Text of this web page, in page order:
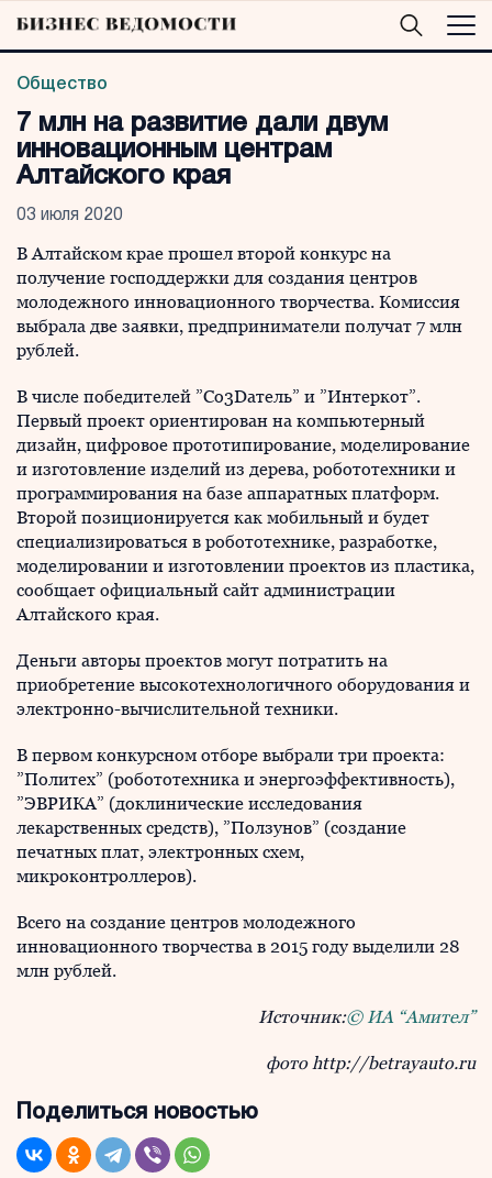
Общество
7 млн на развитие дали двум
инновационным центрам
Алтайского края
03 июля 2020
В Алтайском крае прошел второй конкурс на
получение господдержки для создания центров
молодежного инновационного творчества. Комиссия
выбрала две заявки, предприниматели получат 7 млн
рублей.
В числе победителей ”Со3Dатель” и ”Интеркот”.
Первый проект ориентирован на компьютерный
дизайн, цифровое прототипирование, моделирование
и изготовление изделий из дерева, робототехники и
программирования на базе аппаратных платформ.
Второй позиционируется как мобильный и будет
специализироваться в робототехнике, разработке,
моделировании и изготовлении проектов из пластика,
сообщает официальный сайт администрации
Алтайского края.
Деньги авторы проектов могут потратить на
приобретение высокотехнологичного оборудования и
электронно-вычислительной техники.
В первом конкурсном отборе выбрали три проекта:
”Политех” (робототехника и энергоэффективность),
”ЭВРИКА” (доклинические исследования
лекарственных средств), ”Ползунов” (создание
печатных плат, электронных схем,
микроконтроллеров).
Всего на создание центров молодежного
инновационного творчества в 2015 году выделили 28
млн рублей.
Источник:© ИА “Амител”
фото http://betrayauto.ru
Поделиться новостью